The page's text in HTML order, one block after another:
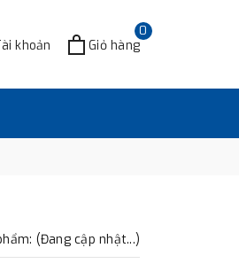
khoản
0
Giỏ hàng
(Đang cập nhật...)